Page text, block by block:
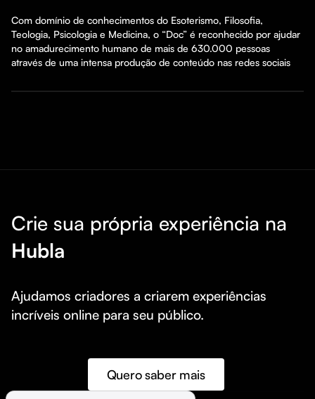
Com domínio de conhecimentos do Esoterismo, Filosofia,
Teologia, Psicologia e Medicina, o “Doc” é reconhecido por ajudar
no amadurecimento humano de mais de 630.000 pessoas
através de uma intensa produção de conteúdo nas redes sociais
Crie sua própria experiência na
Hubla
Ajudamos criadores a criarem experiências
incríveis online para seu público.
Quero saber mais